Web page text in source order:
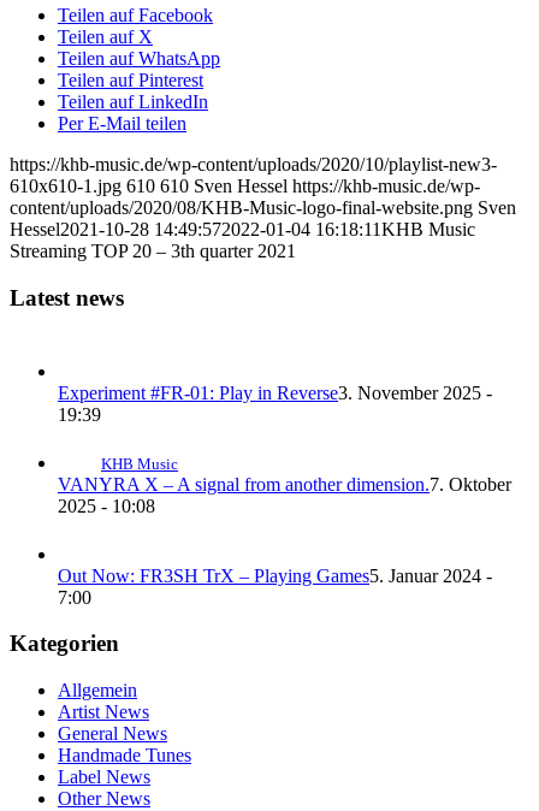
Teilen auf Facebook
Teilen auf X
Teilen auf WhatsApp
Teilen auf Pinterest
Teilen auf LinkedIn
Per E-Mail teilen
https://khb-music.de/wp-content/uploads/2020/10/playlist-new3-
610x610-1.jpg 610 610 Sven Hessel https://khb-music.de/wp-
content/uploads/2020/08/KHB-Music-logo-final-website.png Sven
Hessel2021-10-28 14:49:572022-01-04 16:18:11KHB Music
Streaming TOP 20 – 3th quarter 2021
Latest news
Experiment #FR-01: Play in Reverse3. November 2025 -
19:39
KHB Music
VANYRA X – A signal from another dimension.7. Oktober
2025 - 10:08
Out Now: FR3SH TrX – Playing Games5. Januar 2024 -
7:00
Kategorien
Allgemein
Artist News
General News
Handmade Tunes
Label News
Other News